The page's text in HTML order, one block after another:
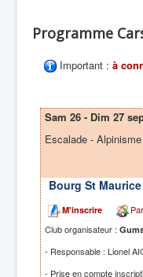
Programme
Important : à
Sam 26 - Dim 27
Escalade -
Bourg St Maurice
M'inscrire
Club organisateur :
- Responsable : Lionel
- Prise en compte